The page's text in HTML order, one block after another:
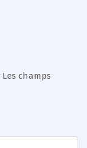
Les champs